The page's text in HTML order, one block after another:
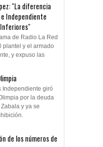
"La diferencia
Independiente
de Radio La Red
plantel y el armado
y expuso las
Independiente giró
por la deuda
y ya se
de los números de